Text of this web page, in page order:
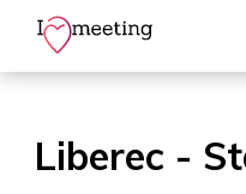
Liberec -